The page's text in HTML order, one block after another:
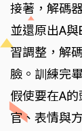
接著，解碼
並還原出A
習調整，解
臉。訓練完
假使要在A
官、表情與